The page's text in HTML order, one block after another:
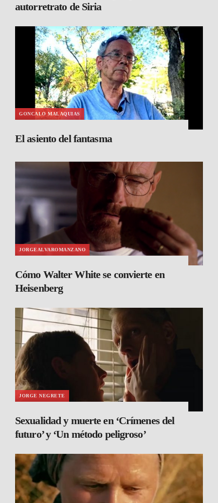
autorretrato de Siria
GONCALO MALAQUIAS
El asiento del fantasma
JORGEALVAROMANZANO
Cómo Walter White se convierte en
Heisenberg
JORGE NEGRETE
Sexualidad y muerte en ‘Crímenes del
futuro’ y ‘Un método peligroso’